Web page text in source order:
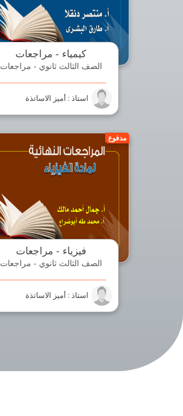
كيمياء - مراجعات
الصف الثالث ثانوي - مراجعات
استاذ : أميز الاساتذة
مدفوع
فيزياء - مراجعات
الصف الثالث ثانوي - مراجعات
استاذ : أميز الاساتذة